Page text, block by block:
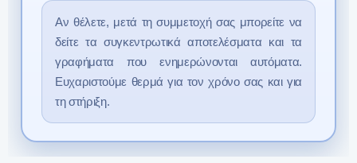
Αν θέλετε, μετά τη συμμετοχή σας μπορείτε να
δείτε τα συγκεντρωτικά αποτελέσματα και τα
γραφήματα που ενημερώνονται αυτόματα.
Ευχαριστούμε θερμά για τον χρόνο σας και για
τη στήριξη.